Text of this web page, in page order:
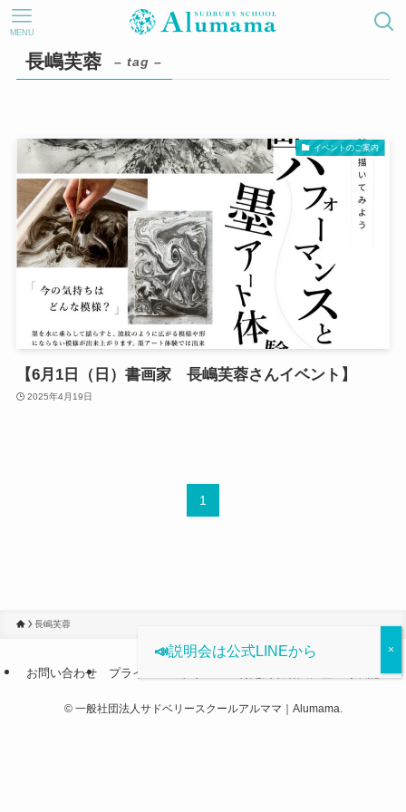
MENU
長嶋芙蓉 – tag –
イベントのご案内
【6月1日（日）書画家 長嶋芙蓉さんイベント】
2025年4月19日
1
長嶋芙蓉
お問い合わせ プライバシーポリシー
©一般社団法人サドベリースクールアルママ｜Alumama.
📣説明会は公式LINEから